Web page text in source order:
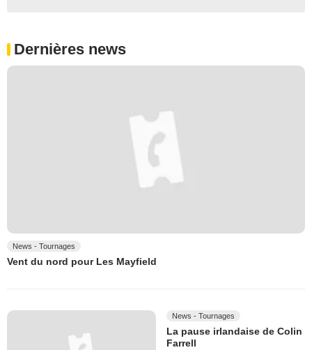
Dernières news
News - Tournages
Vent du nord pour Les Mayfield
News - Tournages
La pause irlandaise de Colin
Farrell